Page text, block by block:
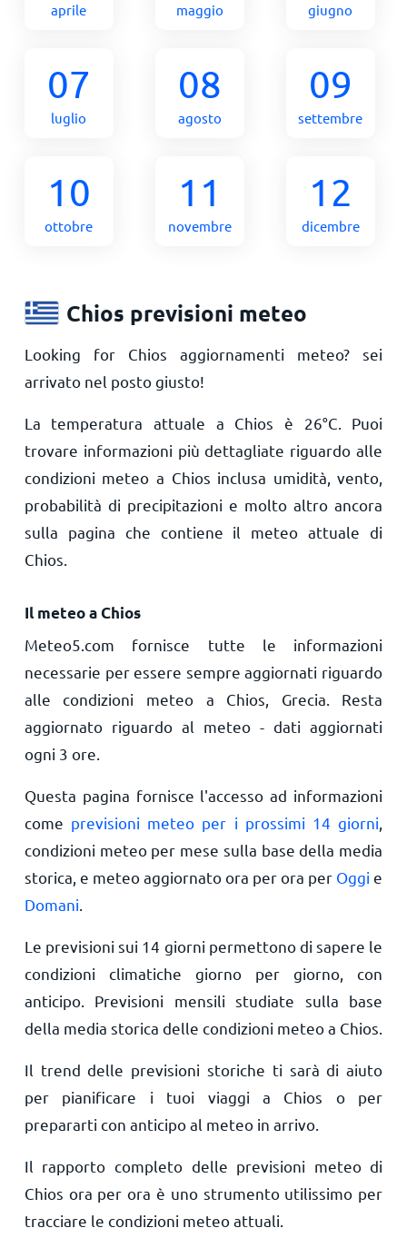
aprile maggio giugno
07
luglio
08
agosto
09
settembre
10
ottobre
11
novembre
12
dicembre
Chios previsioni meteo
Looking for Chios aggiornamenti meteo? sei
arrivato nel posto giusto!
La temperatura attuale a Chios è 26°C . Puoi
trovare informazioni più dettagliate riguardo alle
condizioni meteo a Chios inclusa umidità, vento,
probabilità di precipitazioni e molto altro ancora
sulla pagina che contiene il meteo attuale di
Chios.
Il meteo a Chios
Meteo5.com fornisce tutte le informazioni
necessarie per essere sempre aggiornati riguardo
alle condizioni meteo a Chios, Grecia. Resta
aggiornato riguardo al meteo - dati aggiornati
ogni 3 ore.
Questa pagina fornisce l'accesso ad informazioni
come previsioni meteo per i prossimi 14 giorni
condizioni meteo per mese sulla base della media
storica, e meteo aggiornato ora per ora per Oggi e
Domani
Le previsioni sui 14 giorni permettono di sapere le
condizioni climatiche giorno per giorno, con
anticipo. Previsioni mensili studiate sulla base
della media storica delle condizioni meteo a Chios.
Il trend delle previsioni storiche ti sarà di aiuto
per pianificare i tuoi viaggi a Chios o per
prepararti con anticipo al meteo in arrivo.
Il rapporto completo delle previsioni meteo di
Chios ora per ora è uno strumento utilissimo per
tracciare le condizioni meteo attuali.